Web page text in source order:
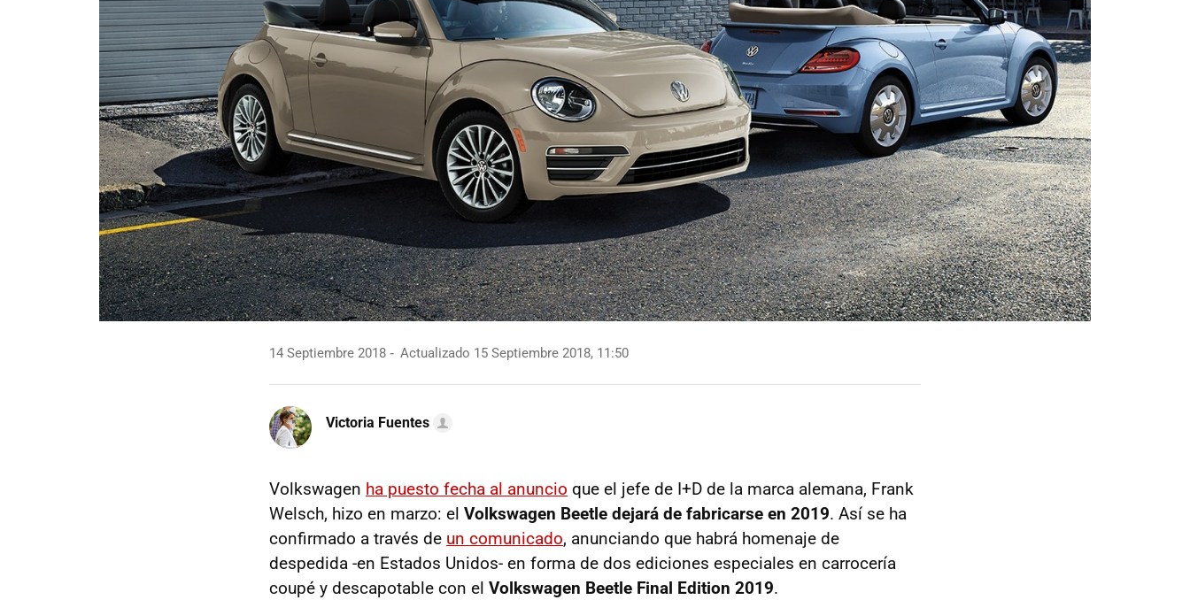
14 Septiembre 2018 Actualizado 15 Septiembre 2018, 11:50
Victoria Fuentes
Volkswagen ha puesto fecha al anuncio que el jefe de I+D de la marca alemana, Frank
Welsch, hizo en marzo: el Volkswagen Beetle dejará de fabricarse en 2019. Así se ha
confirmado a través de un comunicado, anunciando que habrá homenaje de
despedida -en Estados Unidos- en forma de dos ediciones especiales en carrocería
coupé y descapotable con el Volkswagen Beetle Final Edition 2019.